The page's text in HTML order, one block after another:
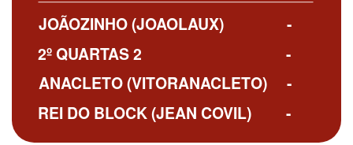
-
-
JOÃOZINHO (JOAOLAUX)
2º QUARTAS 2
-
-
ANACLETO (VITORANACLETO)
REI DO BLOCK (JEAN COVIL)